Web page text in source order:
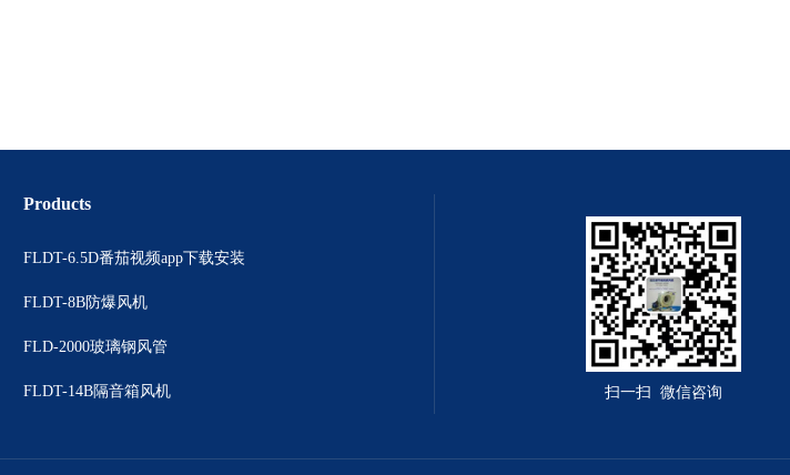
Products
FLDT-6.5D番茄视频app下载安装
FLDT-8B防爆风机
FLD-2000玻璃钢风管
FLDT-14B隔音箱风机 扫一扫 微信咨询